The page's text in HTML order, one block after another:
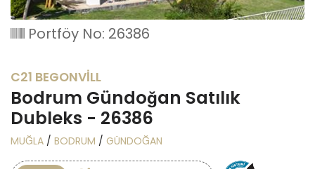
Portföy No: 26386
C21 BEGONVİLL
Bodrum Gündoğan Satılık
Dubleks - 26386
MUĞLA / BODRUM / GÜNDOĞAN